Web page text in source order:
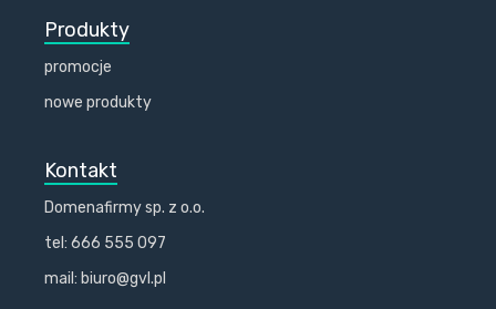
Produkty
promocje
nowe produkty
Kontakt
Domenafirmy sp. z o.o.
tel: 666 555 097
mail: biuro@gvl.pl